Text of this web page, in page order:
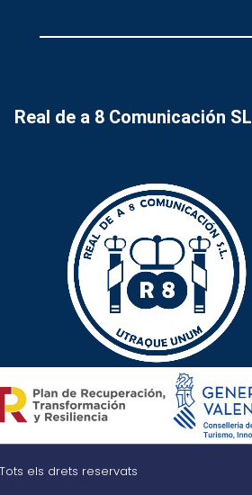
Real de a 8 Comunicación SL
els drets reservats